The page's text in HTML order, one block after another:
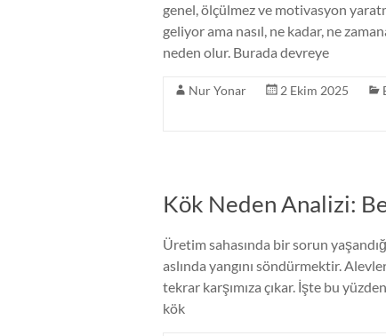
genel, ölçülmez ve motivasyon
geliyor ama nasıl, ne kadar, ne
neden olur. Burada devreye
Nur Yonar 2 Ekim 2025
Kök Neden Analizi:
Üretim sahasında bir sorun
aslında yangını söndürmektir.
tekrar karşımıza çıkar. İşte bu
kök